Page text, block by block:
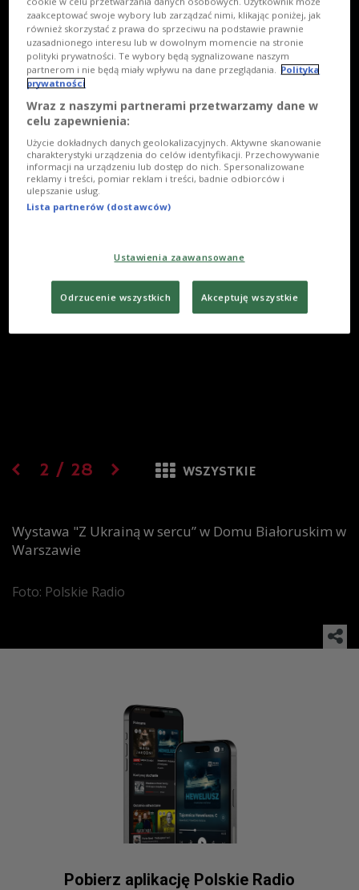
2 / 28 WSZYSTKIE
Wystawa "Z Ukrainą w sercu” w Domu Białoruskim w
Warszawie
Foto: Polskie Radio
Pobierz aplikację Polskie Radio
zaakceptować swoje wybory lub zarządzać nimi, klikając poniżej, jak
również skorzystać z prawa do sprzeciwu na podstawie prawnie
uzasadnionego interesu lub w dowolnym momencie na stronie
polityki prywatności. Te wybory będą sygnalizowane naszym
partnerom i nie będą miały wpływu na dane przeglądania.
Polityka
prywatności
Wraz z naszymi partnerami przetwarzamy dane w
celu zapewnienia:
Użycie dokładnych danych geolokalizacyjnych. Aktywne skanowanie
charakterystyki urządzenia do celów identyfikacji. Przechowywanie
informacji na urządzeniu lub dostęp do nich. Spersonalizowane
reklamy i treści, pomiar reklam i treści, badnie odbiorców i
ulepszanie usług.
Lista partnerów (dostawców)
Ustawienia zaawansowane
Odrzucenie wszystkich Akceptuję wszystkie